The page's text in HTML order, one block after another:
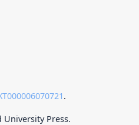
.
University Press.